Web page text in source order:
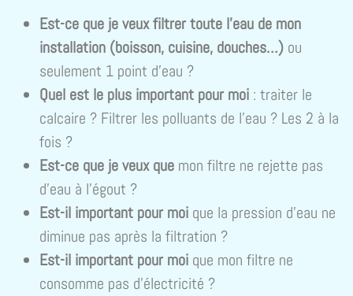
Est-ce que je veux filtrer toute l’eau de mon
installation (boisson, cuisine, douches…) ou
seulement 1 point d’eau ?
Quel est le plus important pour moi : traiter le
calcaire ? Filtrer les polluants de l’eau ? Les 2 à la
fois ?
Est-ce que je veux que mon filtre ne rejette pas
d’eau à l’égout ?
Est-il important pour moi que la pression d’eau ne
diminue pas après la filtration ?
Est-il important pour moi que mon filtre ne
consomme pas d’électricité ?